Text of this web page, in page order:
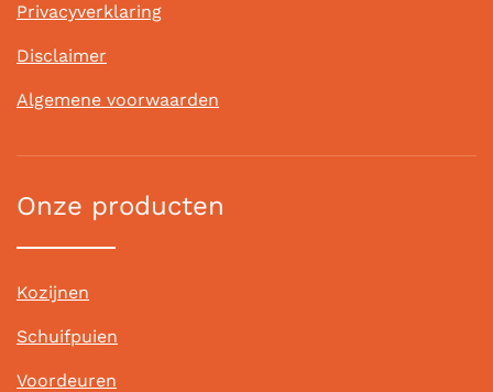
Privacyverklaring
Disclaimer
Algemene voorwaarden
Onze producten
Kozijnen
Schuifpuien
Voordeuren